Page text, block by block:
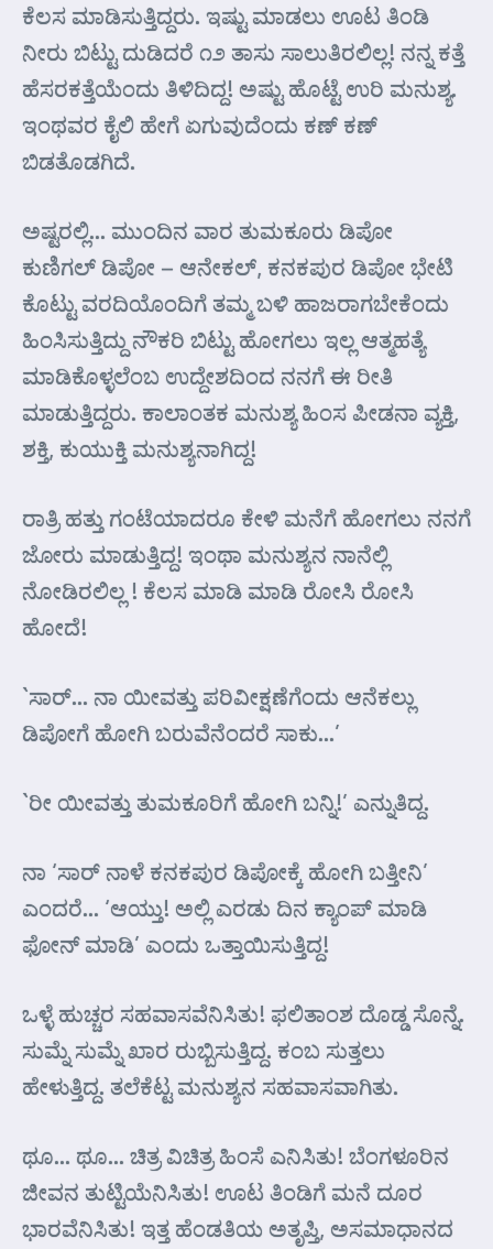
ಕೆಲಸ ಮಾಡಿಸುತ್ತಿದ್ದರು. ಇಷ್ಟು ಮಾಡಲು ಊಟ ತಿಂಡಿ
ನೀರು ಬಿಟ್ಟು ದುಡಿದರೆ ೧೨ ತಾಸು ಸಾಲುತಿರಲಿಲ್ಲ! ನನ್ನ ಕತ್ತೆ
ಹೆಸರಕತ್ತೆಯೆಂದು ತಿಳಿದಿದ್ದ! ಅಷ್ಟು ಹೊಟ್ಟೆ ಉರಿ ಮನುಶ್ಯ.
ಇಂಥವರ ಕೈಲಿ ಹೇಗೆ ಏಗುವುದೆಂದು ಕಣ್ ಕಣ್
ಬಿಡತೊಡಗಿದೆ.
ಅಷ್ಟರಲ್ಲಿ… ಮುಂದಿನ ವಾರ ತುಮಕೂರು ಡಿಪೋ
ಕುಣಿಗಲ್ ಡಿಪೋ – ಆನೇಕಲ್, ಕನಕಪುರ ಡಿಪೋ ಭೇಟಿ
ಕೊಟ್ಟು ವರದಿಯೊಂದಿಗೆ ತಮ್ಮ ಬಳಿ ಹಾಜರಾಗಬೇಕೆಂದು
ಹಿಂಸಿಸುತ್ತಿದ್ದು ನೌಕರಿ ಬಿಟ್ಟು ಹೋಗಲು ಇಲ್ಲ ಆತ್ಮಹತ್ಯೆ
ಮಾಡಿಕೊಳ್ಳಲೆಂಬ ಉದ್ದೇಶದಿಂದ ನನಗೆ ಈ ರೀತಿ
ಮಾಡುತ್ತಿದ್ದರು. ಕಾಲಾಂತಕ ಮನುಶ್ಯ ಹಿಂಸ ಪೀಡನಾ ವ್ಯಕ್ತಿ,
ಶಕ್ತಿ, ಕುಯುಕ್ತಿ ಮನುಶ್ಯನಾಗಿದ್ದ!
ರಾತ್ರಿ ಹತ್ತು ಗಂಟೆಯಾದರೂ ಕೇಳಿ ಮನೆಗೆ ಹೋಗಲು ನನಗೆ
ಜೋರು ಮಾಡುತ್ತಿದ್ದ! ಇಂಥಾ ಮನುಶ್ಯನ ನಾನೆಲ್ಲಿ
ನೋಡಿರಲಿಲ್ಲ ! ಕೆಲಸ ಮಾಡಿ ಮಾಡಿ ರೋಸಿ ರೋಸಿ
ಹೋದೆ!
`ಸಾರ್… ನಾ ಯೀವತ್ತು ಪರಿವೀಕ್ಷಣೆಗೆಂದು ಆನೆಕಲ್ಲು
ಡಿಪೋಗೆ ಹೋಗಿ ಬರುವೆನೆಂದರೆ ಸಾಕು…’
`ರೀ ಯೀವತ್ತು ತುಮಕೂರಿಗೆ ಹೋಗಿ ಬನ್ನಿ!’ ಎನ್ನುತಿದ್ದ.
ನಾ ‘ಸಾರ್ ನಾಳೆ ಕನಕಪುರ ಡಿಪೋಕ್ಕೆ ಹೋಗಿ ಬತ್ತೀನಿ’
ಎಂದರೆ… ‘ಆಯ್ತು! ಅಲ್ಲಿ ಎರಡು ದಿನ ಕ್ಯಾಂಪ್ ಮಾಡಿ
ಫೋನ್ ಮಾಡಿ’ ಎಂದು ಒತ್ತಾಯಿಸುತ್ತಿದ್ದ!
ಒಳ್ಳೆ ಹುಚ್ಚರ ಸಹವಾಸವೆನಿಸಿತು! ಫಲಿತಾಂಶ ದೊಡ್ಡ ಸೊನ್ನೆ.
ಸುಮ್ನೆ ಸುಮ್ನೆ ಖಾರ ರುಬ್ಬಿಸುತ್ತಿದ್ದ. ಕಂಬ ಸುತ್ತಲು
ಹೇಳುತ್ತಿದ್ದ. ತಲೆಕೆಟ್ಟ ಮನುಶ್ಯನ ಸಹವಾಸವಾಗಿತು.
ಥೂ… ಥೂ… ಚಿತ್ರ ವಿಚಿತ್ರ ಹಿಂಸೆ ಎನಿಸಿತು! ಬೆಂಗಳೂರಿನ
ಜೀವನ ತುಟ್ಟಿಯೆನಿಸಿತು! ಊಟ ತಿಂಡಿಗೆ ಮನೆ ದೂರ
ಭಾರವೆನಿಸಿತು! ಇತ್ತ ಹೆಂಡತಿಯ ಅತೃಪ್ತಿ, ಅಸಮಾಧಾನದ